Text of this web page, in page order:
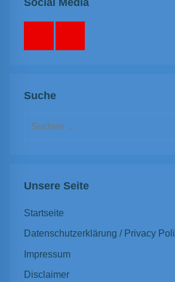
Suche
Suchen
Unsere Seite
Startseite
Datenschutzerklärung / Privacy
Impressum
Disclaimer